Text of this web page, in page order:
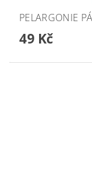
PELARGONIE
49 Kč